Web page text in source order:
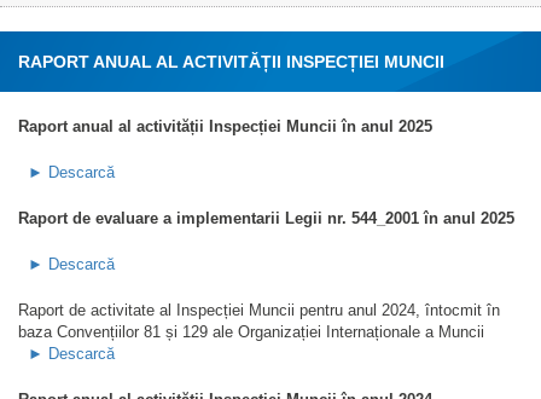
RAPORT ANUAL AL ACTIVITĂȚII INSPECȚIEI MUNCII
Raport anual al activității Inspecției Muncii în anul 2025
► Descarcă
Raport de evaluare a implementarii Legii nr. 544_2001 în anul 2025
► Descarcă
Raport de activitate al Inspecției Muncii pentru anul 2024, întocmit în
baza Convențiilor 81 și 129 ale Organizației Internaționale a Muncii
► Descarcă